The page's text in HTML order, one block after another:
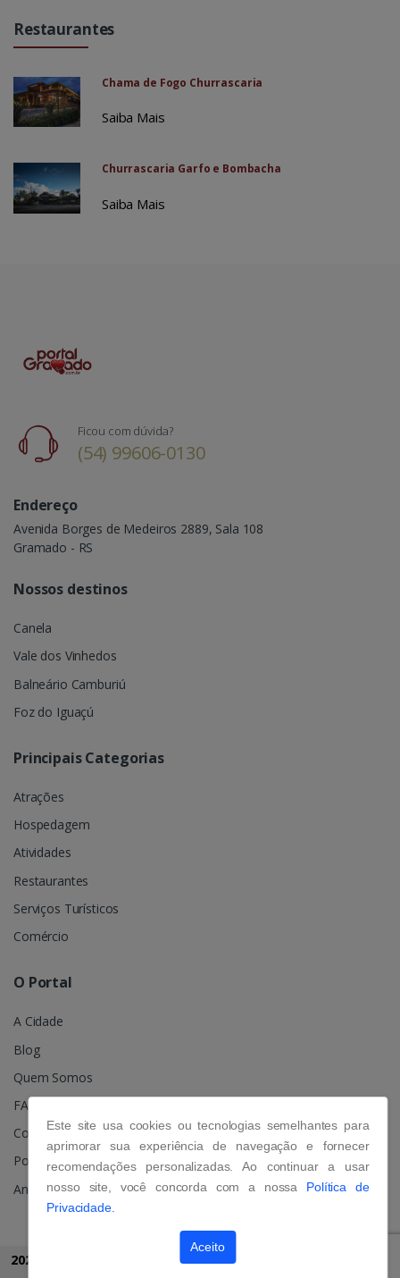
Restaurantes
Chama de Fogo Churrascaria
Saiba Mais
Churrascaria Garfo e Bombacha
Saiba Mais
Ficou com dúvida?
(54) 99606-0130
Endereço
Avenida Borges de Medeiros 2889, Sala 108
Gramado - RS
Nossos destinos
Canela
Vale dos Vinhedos
Balneário Camburiú
Foz do Iguaçú
Principais Categorias
Atrações
Hospedagem
Atividades
Restaurantes
Serviços Turísticos
Comércio
O Portal
A Cidade
Blog
Quem Somos
FAQ
Contato
Política de Privacidade
Anuncie
2026 © Grupo Portal Gramado Todos os direitos reservados.
Este site usa cookies ou tecnologias semelhantes para
aprimorar sua experiência de navegação e fornecer
recomendações personalizadas. Ao continuar a usar
nosso site, você concorda com a nossa Política de
Privacidade.
Aceito